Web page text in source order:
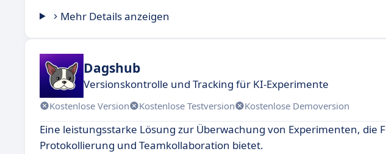
Mehr Details anzeigen
Dagshub
Versionskontrolle und Tracking für KI-Experimente
Kostenlose Version Kostenlose Testversion Kostenlose Demoversion
Eine leistungsstarke Lösung zur Überwachung von Experimenten, die
Protokollierung und Teamkollaboration bietet.